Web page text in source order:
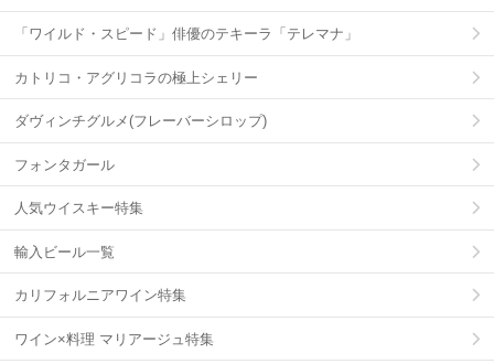
「ワイルド・スピード」俳優のテキーラ「テレマナ」
カトリコ・アグリコラの極上シェリー
ダヴィンチグルメ(フレーバーシロップ)
フォンタガール
人気ウイスキー特集
輸入ビール一覧
カリフォルニアワイン特集
ワイン×料理 マリアージュ特集